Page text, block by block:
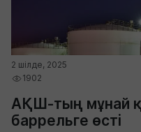
2 шілде, 2025
1902
АҚШ-тың мұнай
баррельге өсті